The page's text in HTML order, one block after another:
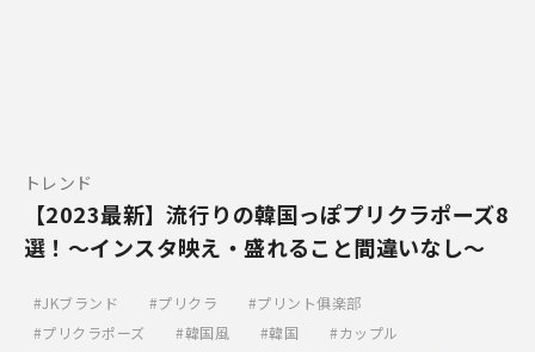
トレンド
【2023最新】流行りの韓国っぽプリクラポーズ8
選！～インスタ映え・盛れること間違いなし～
JKブランド プリクラ
プリント俱楽部
プリクラポーズ
韓国風 韓国
カップル